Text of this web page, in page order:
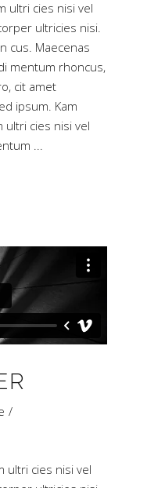
ultri cies nisi vel
ultricies nisi.
cus. Maecenas
mentum rhoncus,
cit amet
ipsum. Kam
ultri cies nisi vel
ultri cies nisi vel